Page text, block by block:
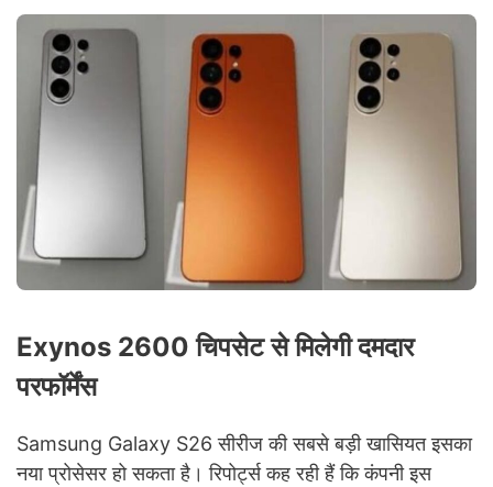
Exynos 2600 चिपसेट से मिलेगी दमदार
परफॉर्मेंस
Samsung Galaxy S26 सीरीज की सबसे बड़ी खासियत इसका
नया प्रोसेसर हो सकता है। रिपोर्ट्स कह रही हैं कि कंपनी इस